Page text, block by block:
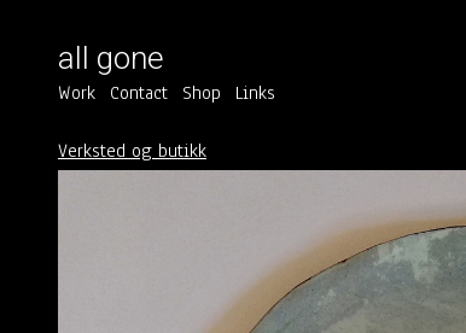
all gone
Work Contact Shop Links
Verksted og butikk